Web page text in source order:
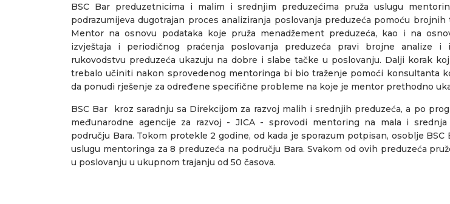
BSC Bar preduzetnicima i malim i srednjim preduzećima pruža uslugu
podrazumijeva dugotrajan proces analiziranja poslovanja preduzeća pomoću brojnih
Mentor na osnovu podataka koje pruža menadžement preduzeća, kao i na
izvještaja i periodičnog praćenja poslovanja preduzeća pravi brojne analize i
rukovodstvu preduzeća ukazuju na dobre i slabe tačke u poslovanju. Dalji korak
trebalo učiniti nakon sprovedenog mentoringa bi bio traženje pomoći konsultanta
da ponudi rješenje za određene specifične probleme na koje je mentor prethodno
BSC Bar kroz saradnju sa Direkcijom za razvoj malih i srednjih preduzeća, a po
međunarodne agencije za razvoj - JICA - sprovodi mentoring na mala i srednja
području Bara. Tokom protekle 2 godine, od kada je sporazum potpisan, osoblje BSC
uslugu mentoringa za 8 preduzeća na području Bara. Svakom od ovih preduzeća
u poslovanju u ukupnom trajanju od 50 časova.